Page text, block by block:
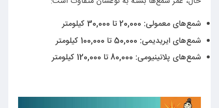
شمع‌های معمولی: 20,000 تا 30,000 کیلومتر
شمع‌های ایریدیمی: 50,000 تا 100,000 کیلومتر
شمع‌های پلاتینیومی: 80,000 تا 120,000 کیلومتر